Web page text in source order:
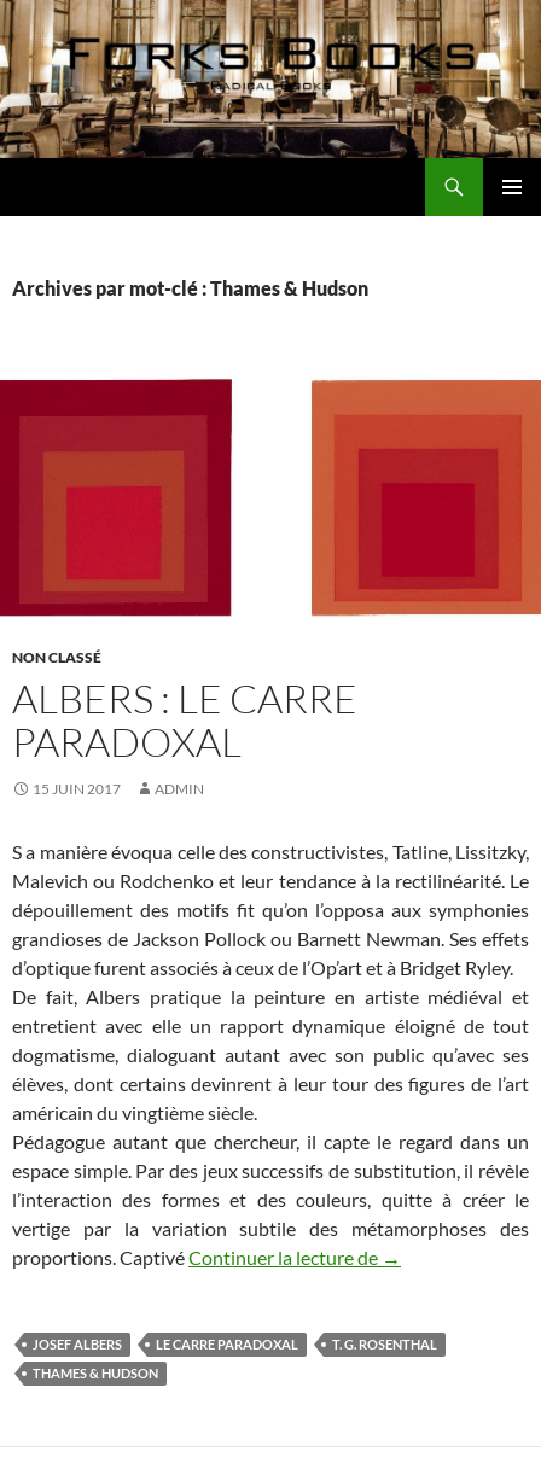
Aller
au
contenu
Archives par mot-clé : Thames & Hudson
NON CLASSÉ
ALBERS : LE CARRE
PARADOXAL
15 JUIN 2017 ADMIN
S a manière évoqua celle des constructivistes, Tatline, Lissitzky,
Malevich ou Rodchenko et leur tendance à la rectilinéarité. Le
dépouillement des motifs fit qu’on l’opposa aux symphonies
grandioses de Jackson Pollock ou Barnett Newman. Ses effets
d’optique furent associés à ceux de l’Op’art et à Bridget Ryley.
De fait, Albers pratique la peinture en artiste médiéval et
entretient avec elle un rapport dynamique éloigné de tout
dogmatisme, dialoguant autant avec son public qu’avec ses
élèves, dont certains devinrent à leur tour des figures de l’art
américain du vingtième siècle.
Pédagogue autant que chercheur, il capte le regard dans un
espace simple. Par des jeux successifs de substitution, il révèle
l’interaction des formes et des couleurs, quitte à créer le
vertige par la variation subtile des métamorphoses des
proportions. CaptivéContinuer la lecture de ALBERS : LE
→
JOSEF ALBERS LE CARRE PARADOXAL
T. G. ROSENTHAL
THAMES & HUDSON